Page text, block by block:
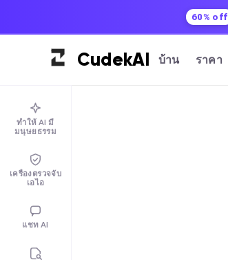
60% off
CudekAI บ้าน ราคา
ทำให้ AI มี
มนุษยธรรม
เครื่องตรวจจับ
เอไอ
แชท AI